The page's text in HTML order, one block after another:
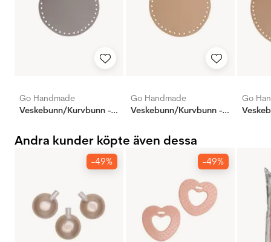
Go Handmade
Veskebunn/Kurvbunn - 17cm - Beige
Go Handmade
Veskebunn/Kurvbunn - 17cm - Aprikos
Go
Andra kunder köpte även dessa
-49% -49%